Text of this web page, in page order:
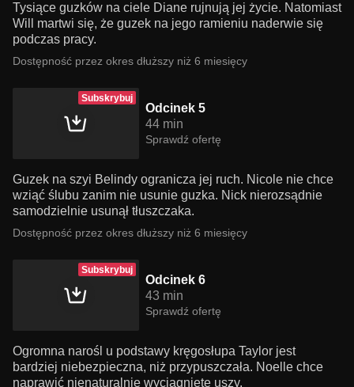
Tysiące guzków na ciele Diane rujnują jej życie. Natomiast
Will martwi się, że guzek na jego ramieniu naderwie się
podczas pracy.
Dostępność przez okres dłuższy niż 6 miesięcy
Subskrybuj
Odcinek 5
44 min
Sprawdź ofertę
Guzek na szyi Belindy ogranicza jej ruch. Nicole nie chce
wziąć ślubu zanim nie usunie guzka. Nick nierozsądnie
samodzielnie usunął tłuszczaka.
Dostępność przez okres dłuższy niż 6 miesięcy
Subskrybuj
Odcinek 6
43 min
Sprawdź ofertę
Ogromna narośl u podstawy kręgosłupa Taylor jest
bardziej niebezpieczna, niż przypuszczała. Noelle chce
naprawić nienaturalnie wyciągnięte uszy.